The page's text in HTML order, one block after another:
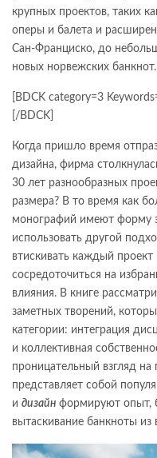
крупных проектов, таких
оперы и балета и
Сан-Франциско, до
новых норвежских банкнот.
[BDCK category=3
[/BDCK]
Когда пришло время
дизайна, фирма
30 лет разнообразных
размера? В то время как
монографий имеют форму
использовать другой
втискивать каждый
сосредоточиться на
влияния. В книге
заметных творений,
категории: интеграция
и коллективная
проницательный взгляд
представляет собой
и дизайн формируют опыт,
вытаскивание банкноты